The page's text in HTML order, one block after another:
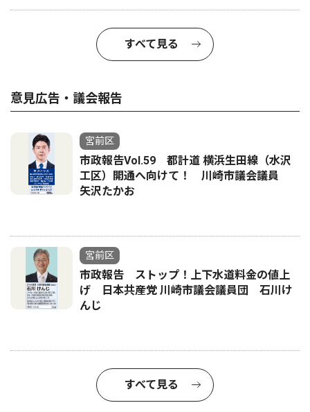
すべて見る
意見広告・議会報告
宮前区
市政報告Vol.59 都計道 横浜生田線（水沢
工区）開通へ向けて！ 川崎市議会議員
矢沢たかお
宮前区
市政報告 ストップ！上下水道料金の値上
げ 日本共産党 川崎市議会議員団 石川け
んじ
すべて見る